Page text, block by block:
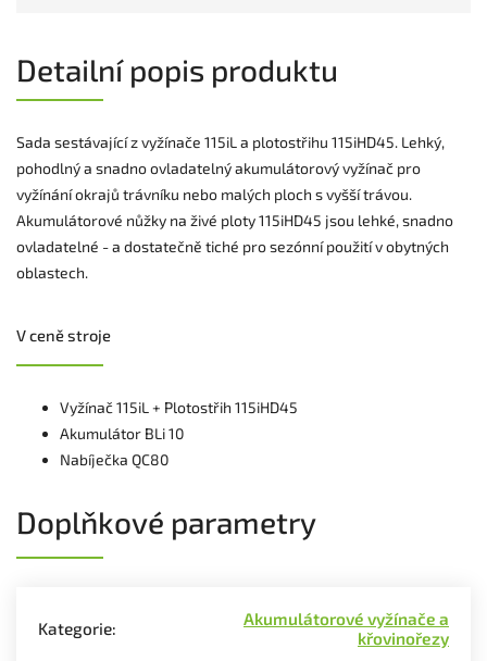
Detailní popis produktu
Sada sestávající z vyžínače 115iL a plotostřihu 115iHD45. Lehký,
pohodlný a snadno ovladatelný akumulátorový vyžínač pro
vyžínání okrajů trávníku nebo malých ploch s vyšší trávou.
Akumulátorové nůžky na živé ploty 115iHD45 jsou lehké, snadno
ovladatelné - a dostatečně tiché pro sezónní použití v obytných
oblastech.
V ceně stroje
Vyžínač 115iL + Plotostřih 115iHD45
Akumulátor BLi 10
Nabíječka QC80
Doplňkové parametry
Kategorie:
Akumulátorové vyžínače a
křovinořezy